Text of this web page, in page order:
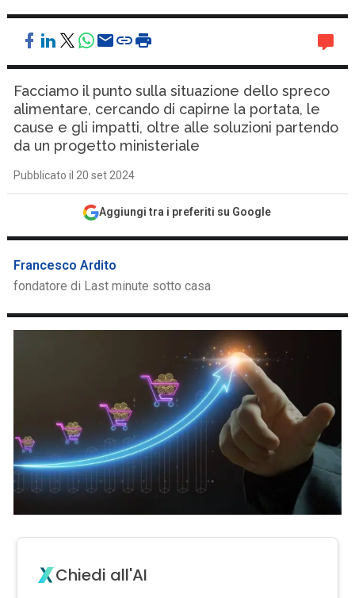
Facciamo il punto sulla situazione dello spreco
alimentare, cercando di capirne la portata, le
cause e gli impatti, oltre alle soluzioni partendo
da un progetto ministeriale
Pubblicato il 20 set 2024
Aggiungi tra i preferiti su Google
Francesco Ardito
fondatore di Last minute sotto casa
Chiedi all'AI